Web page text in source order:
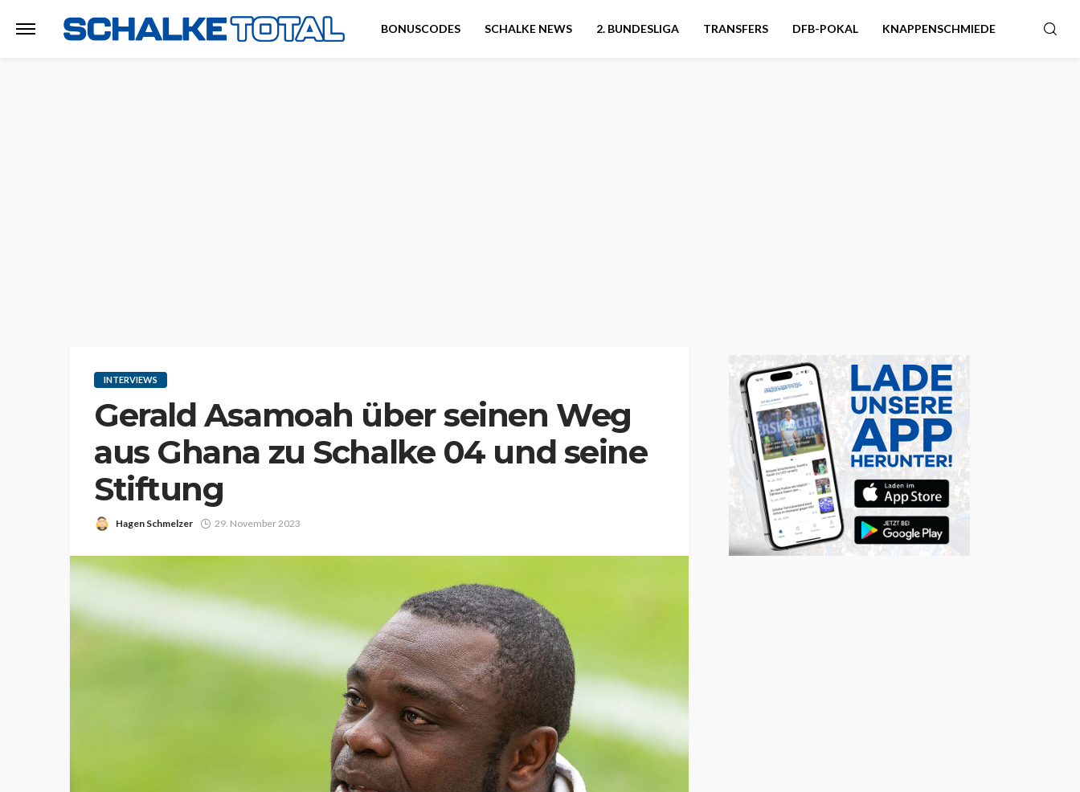
BONUSCODES SCHALKE NEWS 2. BUNDESLIGA TRANSFERS DFB-POKAL KNAPPENSCHMIEDE
INTERVIEWS
Gerald Asamoah über seinen Weg
aus Ghana zu Schalke 04 und seine
Stiftung
Hagen Schmelzer 29. November 2023